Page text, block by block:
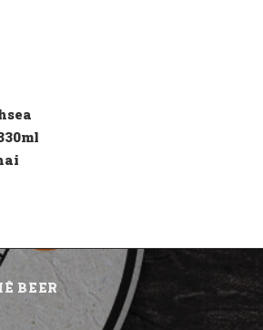
BEER